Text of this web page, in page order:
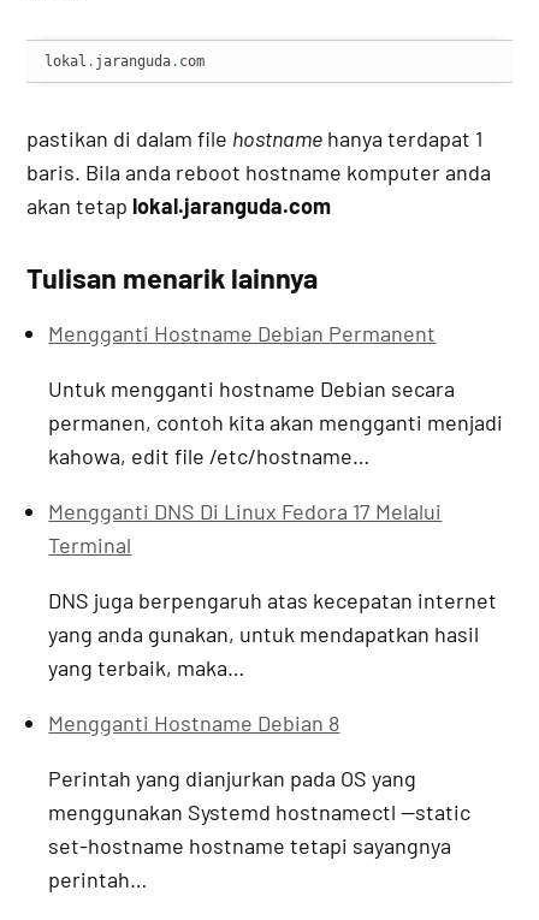
lokal . jaranguda. com
pastikan di dalam file hostname hanya terdapat 1
baris. Bila anda reboot hostname komputer anda
akan tetap lokal.jaranguda.com
Tulisan menarik lainnya
Mengganti Hostname Debian Permanent
Untuk mengganti hostname Debian secara
permanen, contoh kita akan mengganti menjadi
kahowa, edit file /etc/hostname…
Mengganti DNS Di Linux Fedora 17 Melalui
Terminal
DNS juga berpengaruh atas kecepatan internet
yang anda gunakan, untuk mendapatkan hasil
yang terbaik, maka…
Mengganti Hostname Debian 8
Perintah yang dianjurkan pada OS yang
menggunakan Systemd hostnamectl --static
set-hostname hostname tetapi sayangnya
perintah…